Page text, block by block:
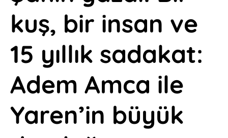
kuş, bir insan ve
15 yıllık sadakat:
Adem Amca ile
Yaren’in büyük